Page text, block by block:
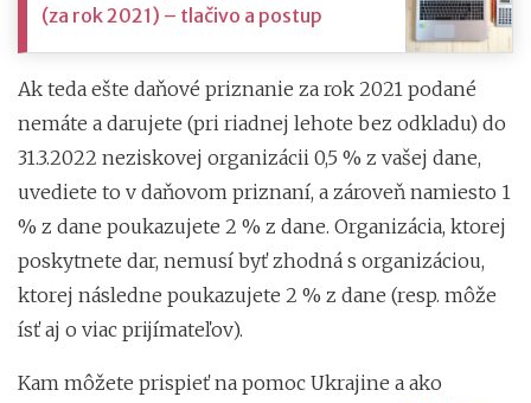
(za rok 2021) – tlačivo a postup
Ak teda ešte daňové priznanie za rok 2021 podané
nemáte a darujete (pri riadnej lehote bez odkladu) do
31.3.2022 neziskovej organizácii 0,5 % z vašej dane,
uvediete to v daňovom priznaní, a zároveň namiesto 1
% z dane poukazujete 2 % z dane. Organizácia, ktorej
poskytnete dar, nemusí byť zhodná s organizáciou,
ktorej následne poukazujete 2 % z dane (resp. môže
ísť aj o viac prijímateľov).
Kam môžete prispieť na pomoc Ukrajine a ako